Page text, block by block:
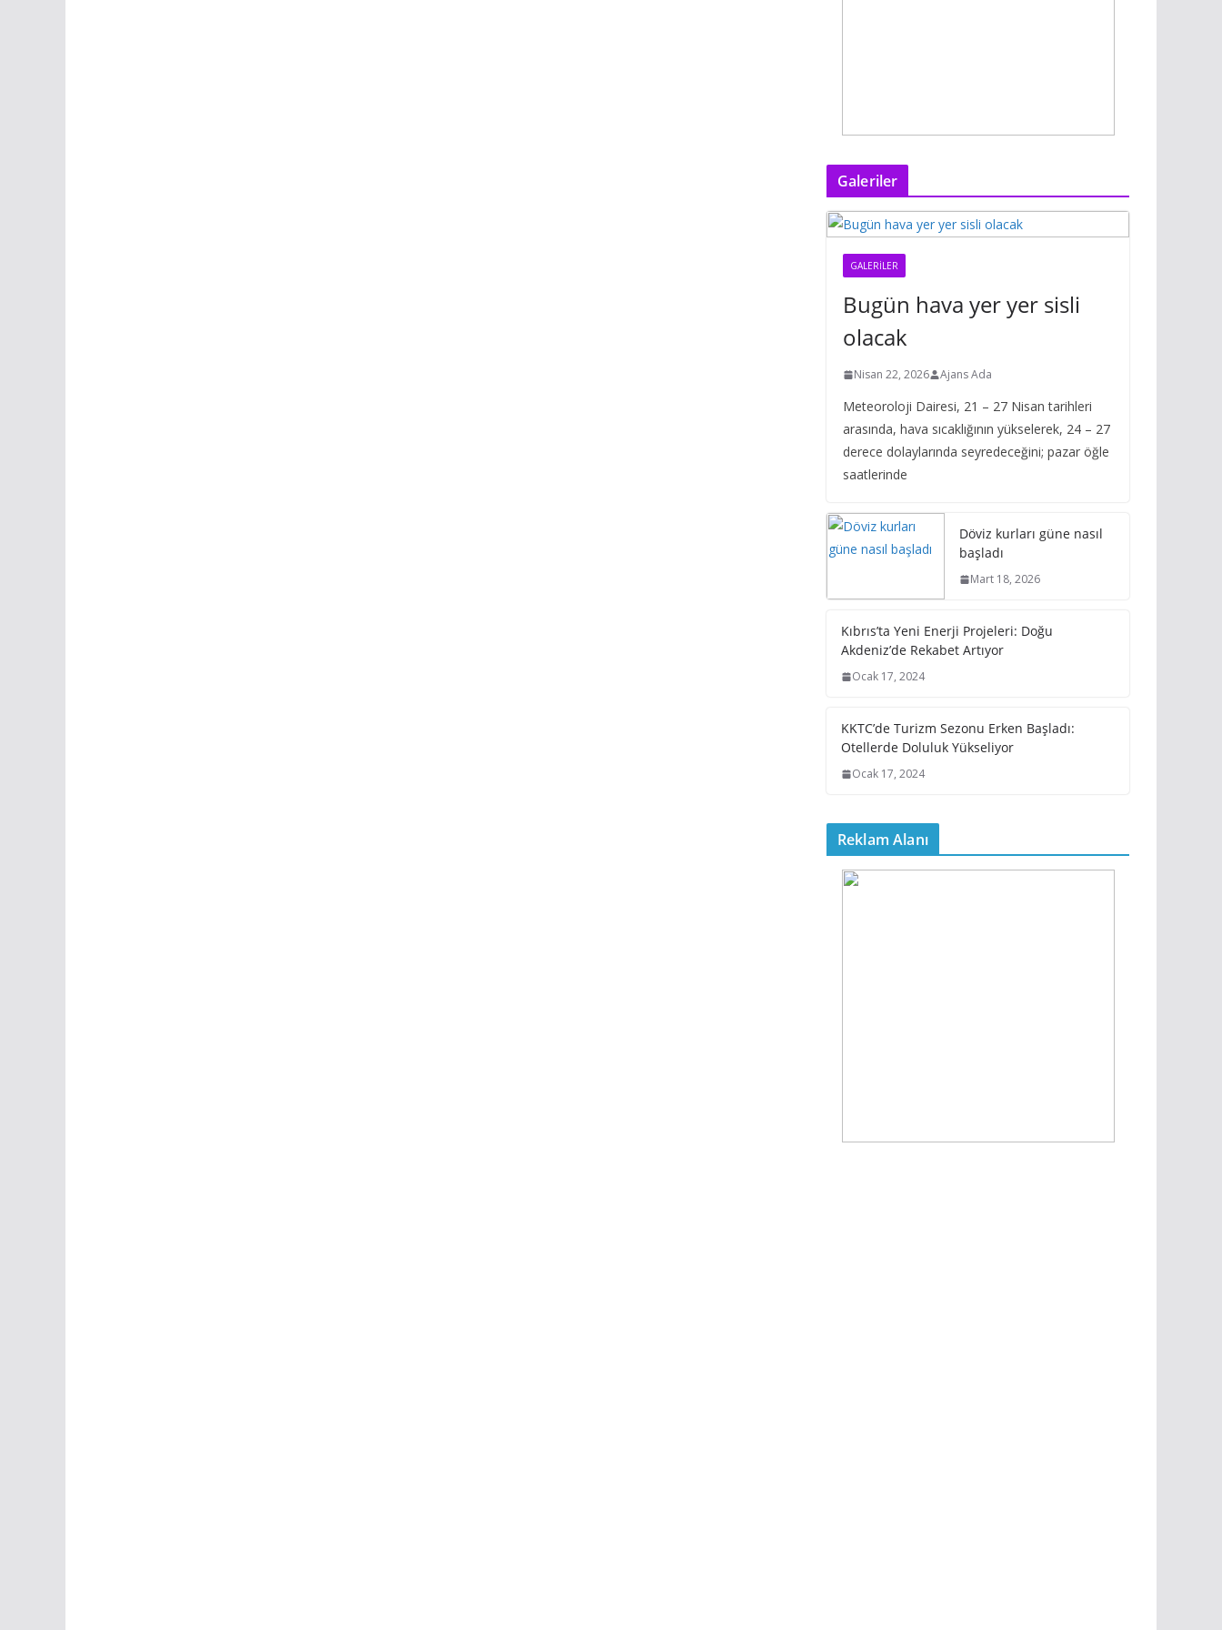
Galeriler
GALERILER
Bugün hava yer yer sisli
olacak
Nisan 22, 2026 Ajans Ada
Meteoroloji Dairesi, 21 – 27 Nisan tarihleri
arasında, hava sıcaklığının yükselerek, 24 – 27
derece dolaylarında seyredeceğini; pazar öğle
saatlerinde
Döviz kurları güne nasıl
başladı
Mart 18, 2026
Kıbrıs’ta Yeni Enerji Projeleri: Doğu
Akdeniz’de Rekabet Artıyor
Ocak 17, 2024
KKTC’de Turizm Sezonu Erken Başladı:
Otellerde Doluluk Yükseliyor
Ocak 17, 2024
Reklam Alanı